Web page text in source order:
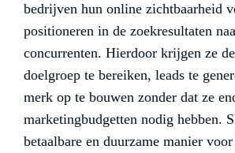
bedrijven hun online zichtbaarheid
positioneren in de zoekresultaten
concurrenten. Hierdoor krijgen ze
doelgroep te bereiken, leads te
merk op te bouwen zonder dat ze
marketingbudgetten nodig hebben.
betaalbare en duurzame manier